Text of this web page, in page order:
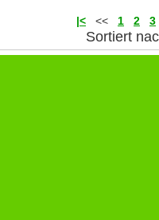
|< << 1 2 3
Sortiert